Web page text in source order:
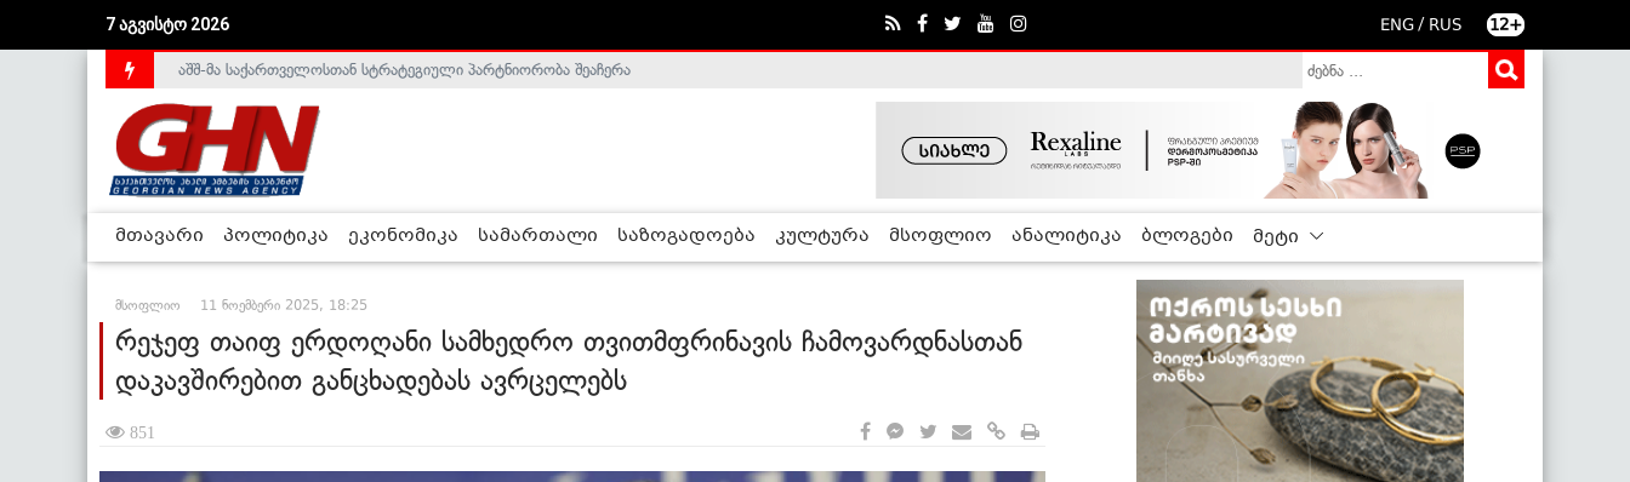
7 აგვისტო 2026 ENG / RUS 12+
საქართველოს დე-ფაქტო მთავრობა არალეგიტიმურია - ჰელსინკის კომისია
აშშ-მა საქართველოსთან სტრატეგიული პარტნიორობა შეაჩერა
მთავარი პოლიტიკა ეკონომიკა სამართალი საზოგადოება კულტურა მსოფლიო ანალიტიკა ბლოგები მეტი
მსოფლიო 11 ნოემბერი 2025, 18:25
რეჯეფ თაიფ ერდოღანი სამხედრო თვითმფრინავის ჩამოვარდნასთან
დაკავშირებით განცხადებას ავრცელებს
851